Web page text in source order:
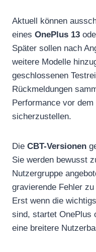
Aktuell können
eines OnePlus 13
Später sollen nach
weitere Modelle
geschlossenen
Rückmeldungen
Performance vor
sicherzustellen.
Die CBT-Versionen
Sie werden bewusst
Nutzergruppe
gravierende Fehler
Erst wenn die
sind, startet OnePlus
eine breitere